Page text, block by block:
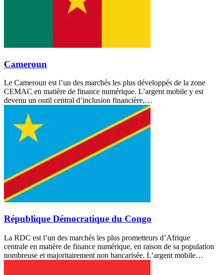
Cameroun
Le Cameroun est l’un des marchés les plus développés de la zone
CEMAC en matière de finance numérique. L’argent mobile y est
devenu un outil central d’inclusion financière,…
République Démocratique du Congo
La RDC est l’un des marchés les plus prometteurs d’Afrique
centrale en matière de finance numérique, en raison de sa population
nombreuse et majoritairement non bancarisée. L’argent mobile…